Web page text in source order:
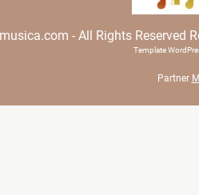
- All Rights Reserved
Template
Partner